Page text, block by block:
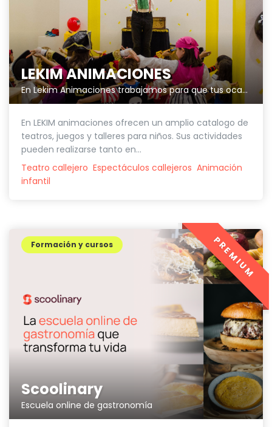
LEKIM ANIMACIONES
En Lekim Animaciones trabajamos para que tus ocasiones especiales sean únicas.
En LEKIM animaciones ofrecen un amplio catalogo de
teatros, juegos y talleres para niños. Sus actividades
pueden realizarse tanto en...
Teatro callejero Espectáculos callejeros Animación
infantil
Scoolinary
Escuela online de gastronomía
Formación y cursos PREMIUM